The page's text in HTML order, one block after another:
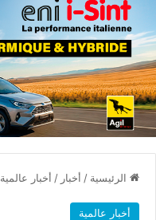
الرئيسية / أخبار / أخبار عالمية
أخبار عالمية